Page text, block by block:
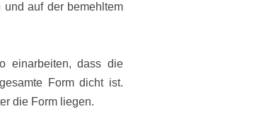
auf der bemehltem
einarbeiten, dass die
Form dicht ist.
die Form liegen.